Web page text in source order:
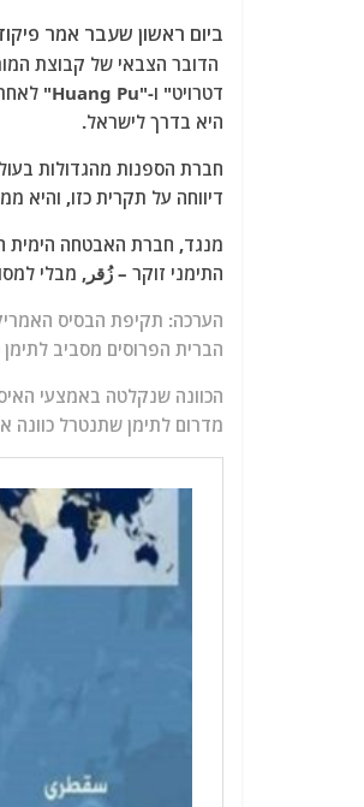
ביום ראשון שעבר אמר
היא בדרך לישראל.
חברת הספנות מהגדולות
דיווחה על תקרית כזו,
מנגד, חברת האבטחה הימית
התימני זוקר – زُقر, מבלי
הערכה: תקיפת הבסיס
הברית הפרוסים מסביב
הכוונה שנקלטה באמצעי
מדרום לתימן שתנטרל כוונה